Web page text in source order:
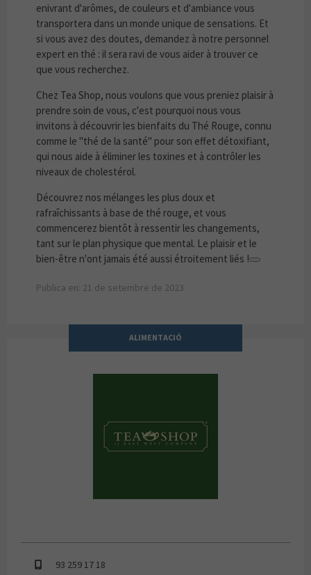
enivrant d'arômes, de couleurs et d'ambiance vous
transportera dans un monde unique de sensations. Et
si vous avez des doutes, demandez à notre personnel
expert en thé : il sera ravi de vous aider à trouver ce
que vous recherchez.
Chez Tea Shop, nous voulons que vous preniez plaisir à
prendre soin de vous, c'est pourquoi nous vous
invitons à découvrir les bienfaits du Thé Rouge, connu
comme le "thé de la santé" pour son effet détoxifiant,
qui nous aide à éliminer les toxines et à contrôler les
niveaux de cholestérol.
Découvrez nos mélanges les plus doux et
rafraîchissants à base de thé rouge, et vous
commencerez bientôt à ressentir les changements,
tant sur le plan physique que mental. Le plaisir et le
bien-être n'ont jamais été aussi étroitement liés !
Publica en: 21 de setembre de 2023
ALIMENTACIÓ
93 259 17 18